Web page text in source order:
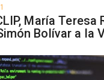
María Teresa
Bolívar a la